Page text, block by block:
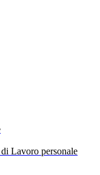
Lavoro personale